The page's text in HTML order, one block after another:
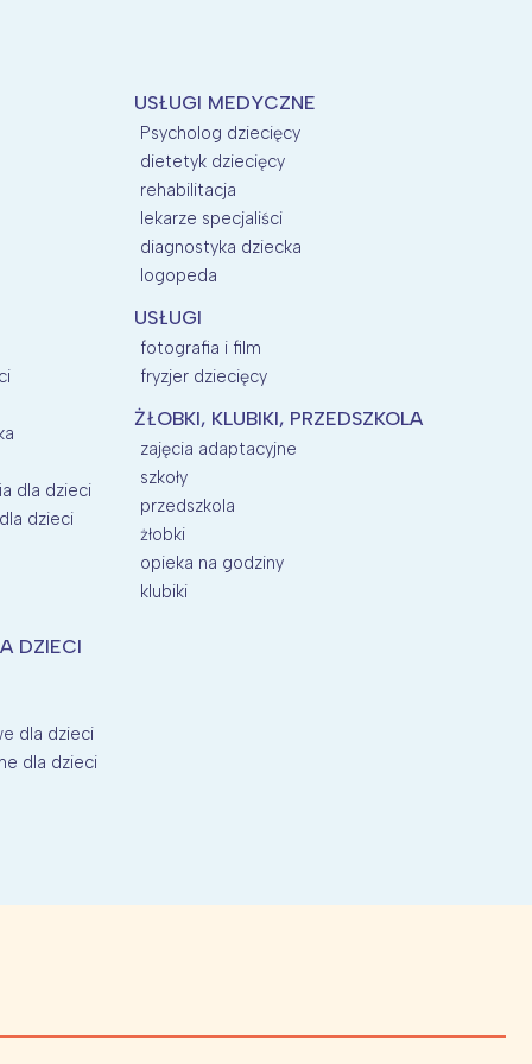
dla dzieci
dzieci
DZIECI
dla dzieci
dla dzieci
USŁUGI MEDYCZNE
Psycholog dziecięcy
dietetyk dziecięcy
rehabilitacja
lekarze specjaliści
diagnostyka dziecka
logopeda
USŁUGI
fotografia i film
fryzjer dziecięcy
ŻŁOBKI, KLUBIKI, PRZEDSZKOLA
zajęcia adaptacyjne
szkoły
przedszkola
żłobki
opieka na godziny
klubiki